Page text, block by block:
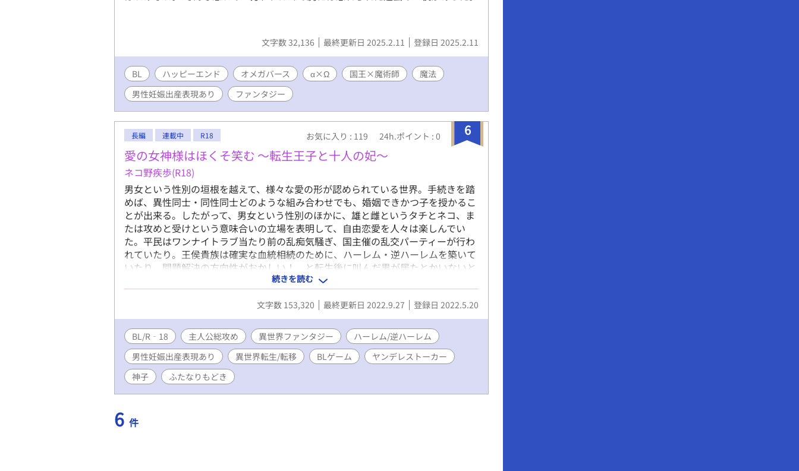
文字数 32,136 最終更新日 2025.2.11 登録日 2025.2.11
BL ハッピーエンド オメガバース α×Ω 国王×魔術師
魔法
男性妊娠出産表現あり
ファンタジー
6
長編 連載中 R18 お気に入り : 119 24h.ポイント : 0
愛の女神様はほくそ笑む 〜転生王子と十人の妃〜
ネコ野疾歩(R18)
男女という性別の垣根を越えて、様々な愛の形が認められている世界。手続きを踏
めば、異性同士・同性同士どのような組み合わせでも、婚姻できかつ子を授かるこ
とが出来る。したがって、男女という性別のほかに、雄と雌というタチとネコ、ま
たは攻めと受けという意味合いの立場を表明して、自由恋愛を人々は楽しんでい
た。平民はワンナイトラブ当たり前の乱痴気騒ぎ、国主催の乱交パーティーが行わ
れていたり。王侯貴族は確実な血統相続のために、ハーレム・逆ハーレムを築いて
いたり。問題解決の方向性がおかしい！ と転生後に叫んだ男が居たとかいないと
か。 そんな世界にあるひとつの国、シェルクヴィスト王国。彼の国に神子が降りた
ことにより、第二王子クレーメンス・セド・シェルクヴィストの運命は翻弄されて
いくこととなる。そんな、彼が周りの愛する者と突き進む覇道とえっちな物語。な
お、彼は異世界転生者であるのに、前世含め童貞を卒業しきれていないヘタレ野郎
である。童貞を卒業できる場面でも怖気づいてしまう、残念ヘタレ野郎である。 ※
基本的に何でもあり、何でも許せる人向け。愛があるなら何でもあり（暴力痛いこ
とは苦手なので書きません※主観） ※ご都合主義が大量発生。また時代考証や設定
の練りが甘い、なんちゃって陰謀がうずまく愛とエロの物語（だったらいいな） ※
主人公（男）のハーレムには、男も女もごちゃ混ぜに存在。BL多め、NLも普通に
存在。主人公総攻め、総愛されなヤンデレストーカー大量発生（主人公王族なため
在。ふたなり姐さんによる男を掘るわからセックスもある、かもしれない（願望）
続きを読む
文字数 153,320 最終更新日 2022.9.27 登録日 2022.5.20
BL/R‐18 主人公総攻め 異世界ファンタジー
ハーレム/逆ハーレム
男性妊娠出産表現あり
異世界転生/転移 BLゲーム
ヤンデレストーカー
神子
ふたなりもどき
6 件